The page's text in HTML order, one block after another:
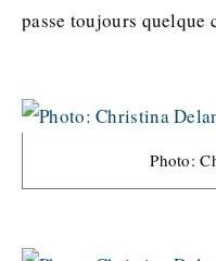
passe toujours quelque
Photo: